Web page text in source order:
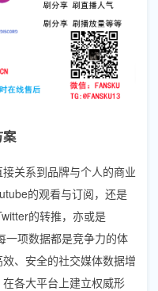
案
关系到品牌与个人的商业
的观看与订阅，还是
的转推，亦或是
一项数据都是竞争力的体
、安全的社交媒体数据增
各大平台上建立权威形